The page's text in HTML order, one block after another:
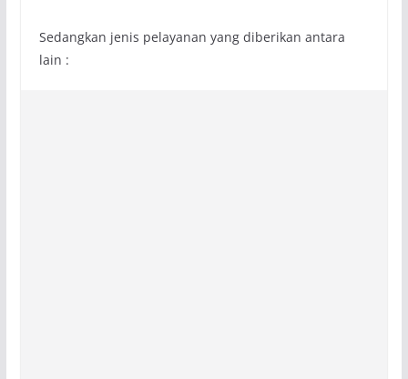
Sedangkan jenis pelayanan yang diberikan antara
lain :